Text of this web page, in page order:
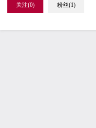
关注(0) 粉丝(1)